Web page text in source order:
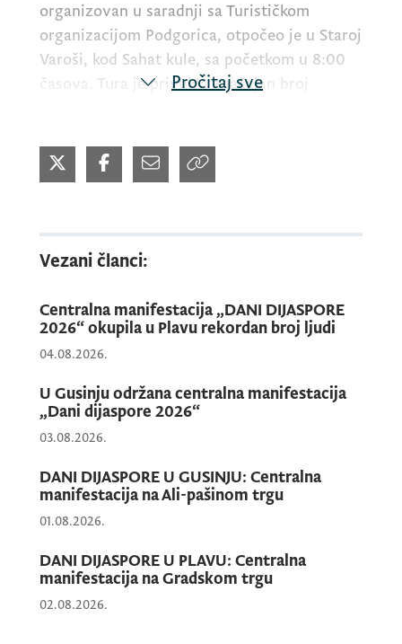
organizovan u saradnji sa Turističkom
organizacijom Podgorica, otpočeo je u Staroj
Varoši, kod Sahat kule, sa početkom u 8:00
časova. Tura je privukla značajan broj
Tokom ove ture, učesnici su imali
kulturne znamenitosti stare Podgorice. Uz
stručno vođenje predstavnika TO Podgorica,
šetali su uskim sokacima kroz Staru Varoš,
posjetili Galeriju “Risto Stijović”, kao i
Sastavke, prošetali uz Moraču do plaže
Galeb, te saznali mnoge zanimljivosti o
Pročitaj sve
Vezani članci:
Centralna manifestacija „DANI DIJASPORE
2026“ okupila u Plavu rekordan broj ljudi
04.08.2026.
U Gusinju održana centralna manifestacija
„Dani dijaspore 2026“
03.08.2026.
DANI DIJASPORE U GUSINJU: Centralna
manifestacija na Ali-pašinom trgu
01.08.2026.
DANI DIJASPORE U PLAVU: Centralna
manifestacija na Gradskom trgu
02.08.2026.